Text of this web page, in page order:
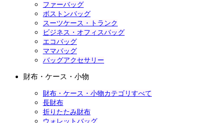
ファーバッグ
ボストンバッグ
スーツケース・トランク
ビジネス・オフィスバッグ
エコバッグ
ママバッグ
バッグアクセサリー
財布・ケース・小物
財布・ケース・小物カテゴリすべて
長財布
折りたたみ財布
ウォレットバッグ